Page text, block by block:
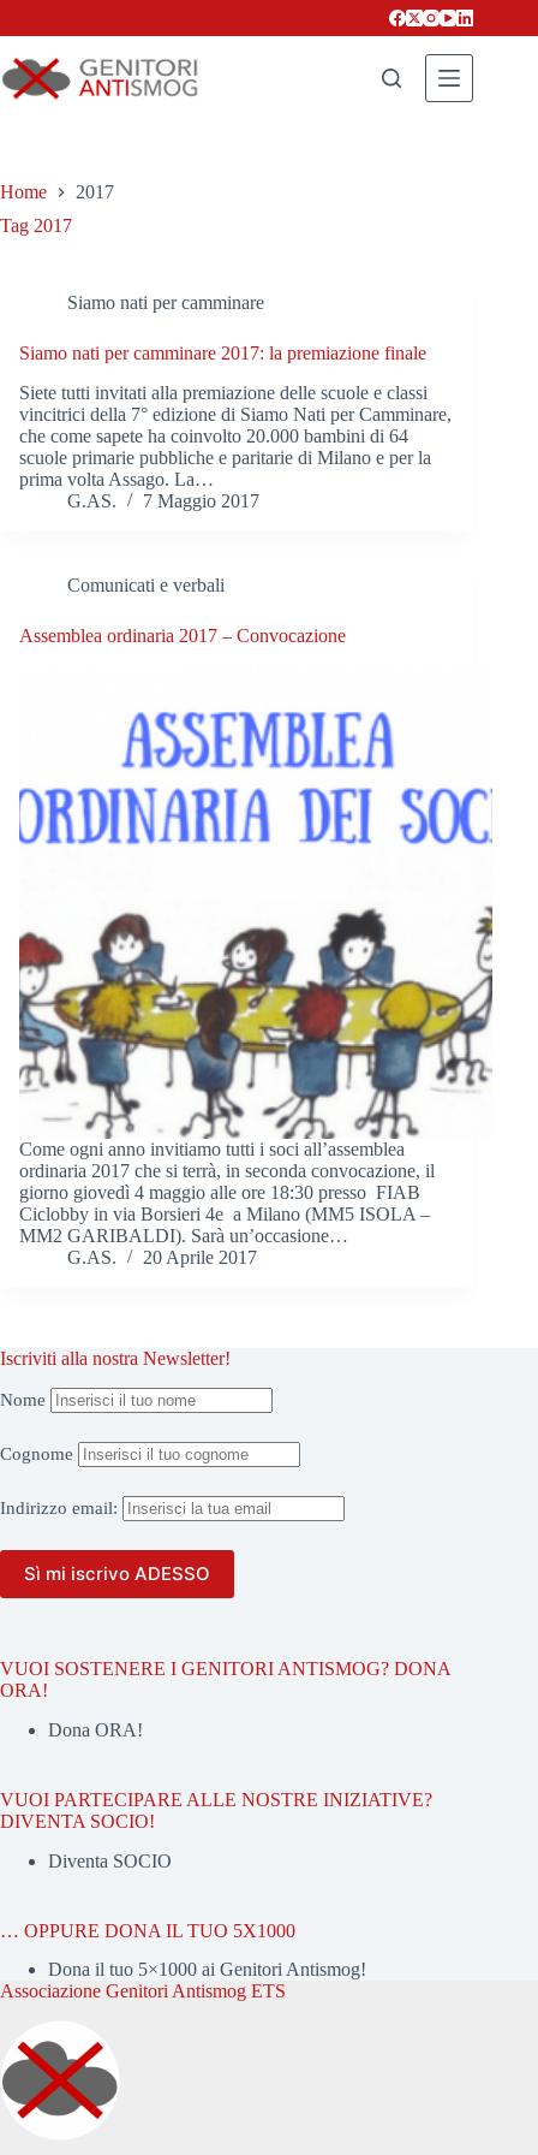
Home
2017
Tag 2017
Siamo nati per camminare
Siamo nati per camminare 2017: la premiazione finale
Siete tutti invitati alla premiazione delle scuole e classi
vincitrici della 7° edizione di Siamo Nati per Camminare,
che come sapete ha coinvolto 20.000 bambini di 64
scuole primarie pubbliche e paritarie di Milano e per la
prima volta Assago. La…
G.AS.
7 Maggio 2017
Comunicati e verbali
Assemblea ordinaria 2017 – Convocazione
Come ogni anno invitiamo tutti i soci all’assemblea
ordinaria 2017 che si terrà, in seconda convocazione, il
giorno giovedì 4 maggio alle ore 18:30 presso FIAB
Ciclobby in via Borsieri 4e a Milano (MM5 ISOLA –
MM2 GARIBALDI). Sarà un’occasione…
G.AS.
20 Aprile 2017
Iscriviti alla nostra Newsletter!
Nome
Cognome
Indirizzo email:
VUOI SOSTENERE I GENITORI ANTISMOG? DONA
ORA!
Dona ORA!
VUOI PARTECIPARE ALLE NOSTRE INIZIATIVE?
DIVENTA SOCIO!
Diventa SOCIO
… OPPURE DONA IL TUO 5X1000
Dona il tuo 5×1000 ai Genitori Antismog!
Associazione Genitori Antismog ETS